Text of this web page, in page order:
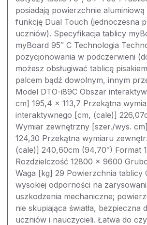
posiadają powierzchnie
funkcję Dual Touch (jednoczesna
uczniów). Specyfikacja tablicy
myBoard 95″ C Technologia
pozycjonowania w podczerwieni
możesz obsługiwać tablicę
palcem bądź dowolnym, innym
Model DTO-i89C Obszar
cm] 195,4 x 113,7 Przekątna
interaktywnego [cm, (cale)]
Wymiar zewnętrzny [szer./wys.
124,30 Przekątna wymiaru
(cale)] 240,60cm (94,70″) Format
Rozdzielczość 12800 x 9600
Waga [kg] 29 Powierzchnia tablicy
wysokiej odporności na
uszkodzenia mechaniczne;
nie skupiająca światła, bezpieczna
uczniów i nauczycieli. Łatwa do